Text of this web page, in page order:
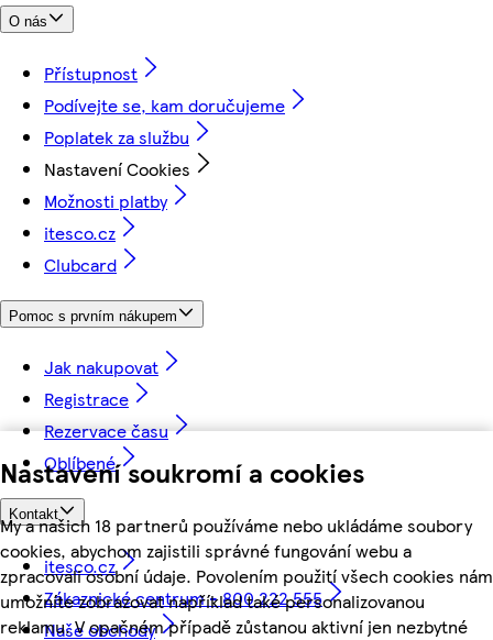
Nastavení soukromí a cookies
My a našich 18 partnerů používáme nebo ukládáme soubory
cookies, abychom zajistili správné fungování webu a
zpracovali osobní údaje. Povolením použití všech cookies nám
umožníte zobrazovat například také personalizovanou
reklamu. V opačném případě zůstanou aktivní jen nezbytné
O nás
Přístupnost
Podívejte se, kam doručujeme
Poplatek za službu
Nastavení Cookies
Možnosti platby
itesco.cz
Clubcard
Pomoc s prvním nákupem
Jak nakupovat
Registrace
Rezervace času
Oblíbené
Kontakt
itesco.cz
Zákaznické centrum - 800 222 555
Naše obchody